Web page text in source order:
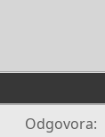
Odgovora